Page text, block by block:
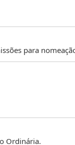
para
Ordinária.